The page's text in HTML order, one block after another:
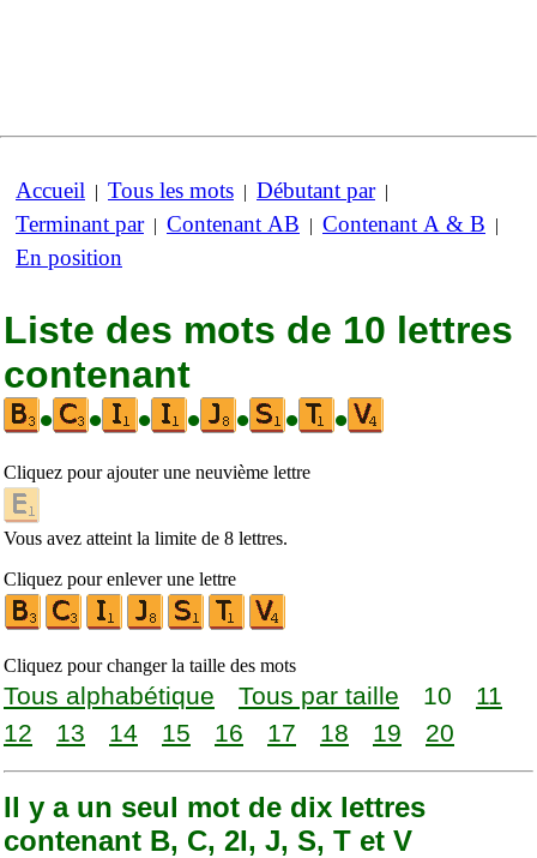
Accueil | Tous les mots | Débutant par|
Terminant par| Contenant AB | Contenant A & B |
En position
Liste des mots de 10 lettres
contenant
•
• • • • • •
Cliquez pour ajouter une neuvième lettre
Vous avez atteint la limite de 8 lettres.
Cliquez pour enlever une lettre
Cliquez pour changer la taille des mots
Tous alphabétique Tous par taille 10
11
12
13 14 15 16 17 18 19 20
Il y a un seul mot de dix lettres
contenant B, C, 2I, J, S, T et V